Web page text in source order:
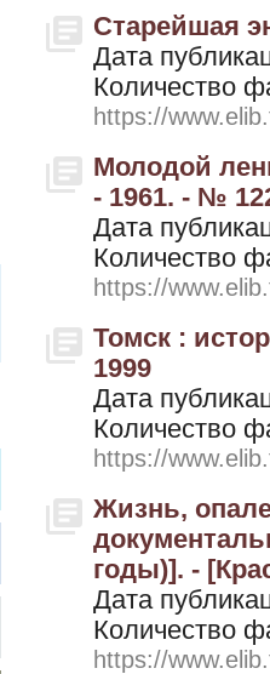
Старейшая
Дата
Количество
https://
Молодой
- 1961. - №
Дата
Количество
https://
Томск :
1999
Дата
Количество
https://
Жизнь,
годы)]. -
Дата
Количество
https://